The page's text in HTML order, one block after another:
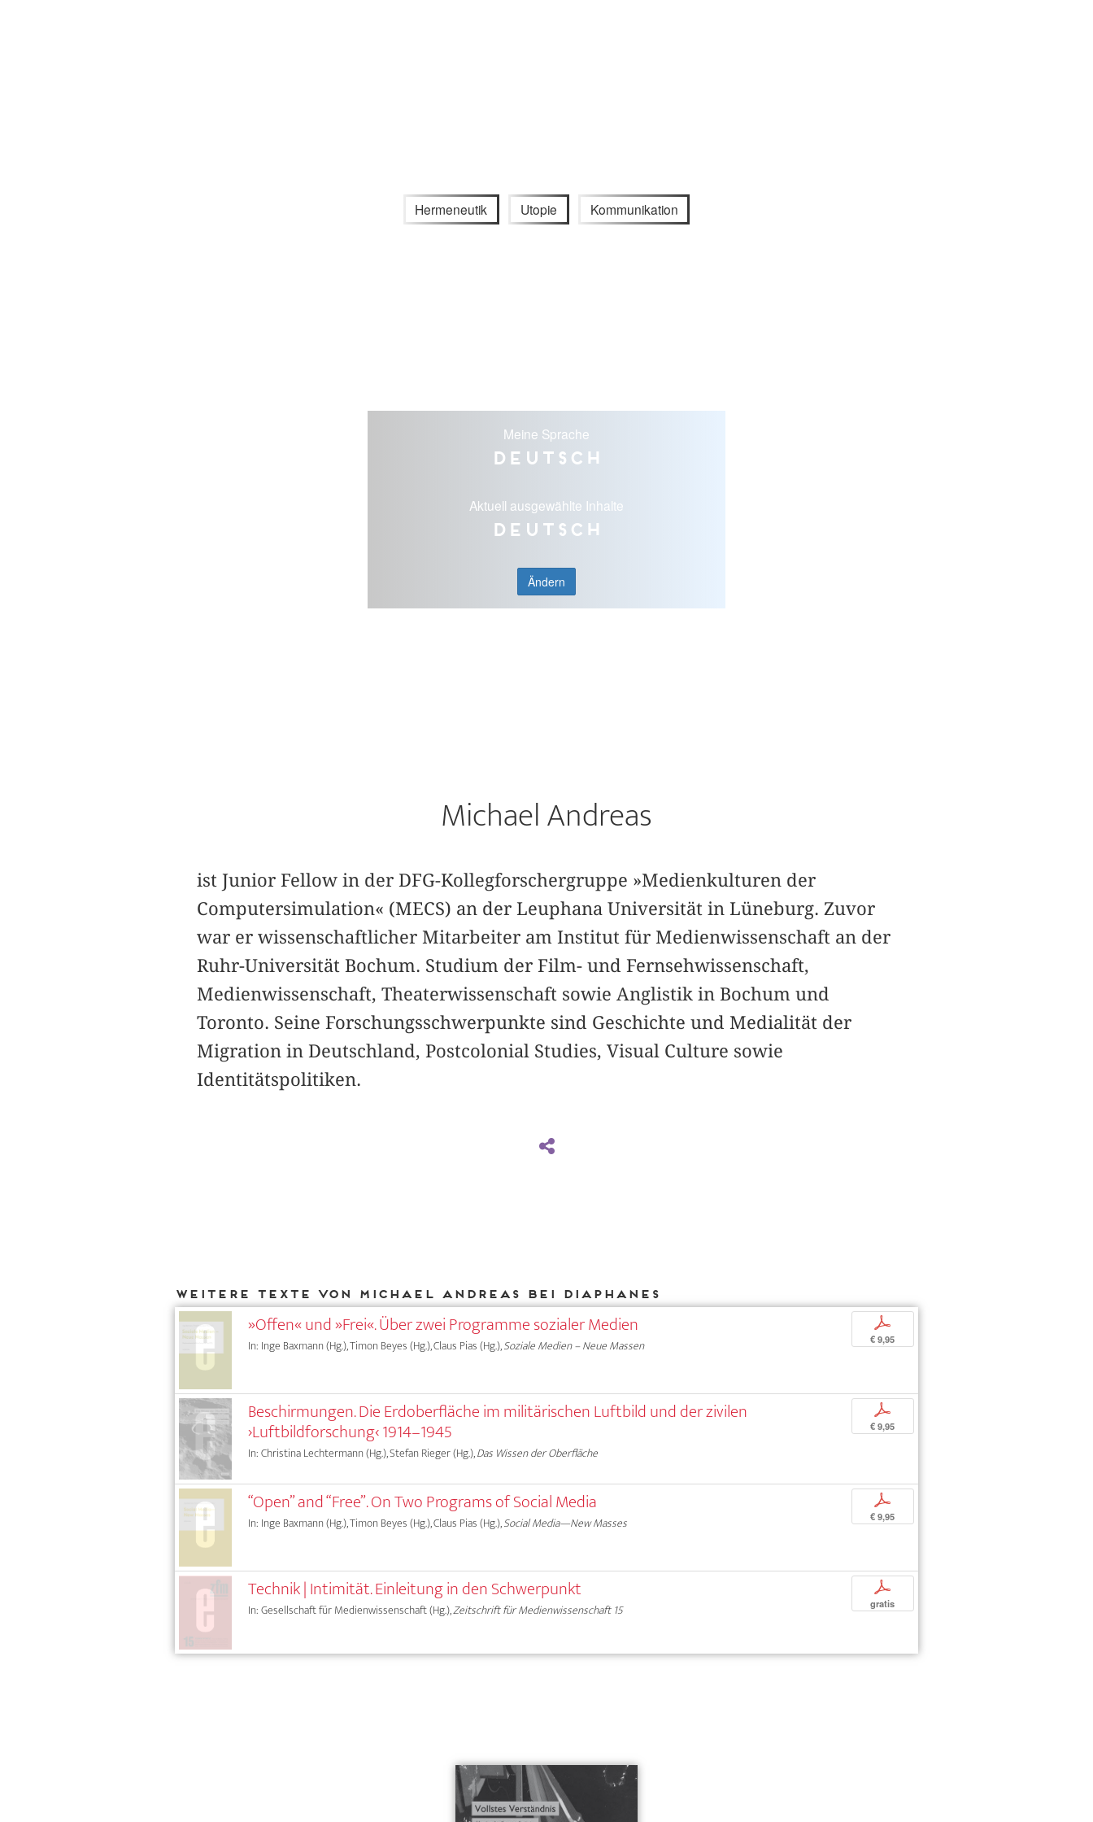
Hermeneutik Utopie Kommunikation
Meine Sprache
Deutsch
Aktuell ausgewählte Inhalte
Deutsch
Ändern
Michael Andreas
ist Junior Fellow in der DFG-Kollegforschergruppe »Medienkulturen der
Computersimulation« (MECS) an der Leuphana Universität in Lüneburg. Zuvor
war er wissenschaftlicher Mitarbeiter am Institut für Medienwissenschaft an der
Ruhr-Universität Bochum. Studium der Film- und Fernsehwissenschaft,
Medienwissenschaft, Theaterwissenschaft sowie Anglistik in Bochum und
Toronto. Seine Forschungsschwerpunkte sind Geschichte und Medialität der
Migration in Deutschland, Postcolonial Studies, Visual Culture sowie
Identitätspolitiken.
Weitere Texte von Michael Andreas bei DIAPHANES
»Offen« und »Frei«. Über zwei Programme sozialer Medien
In: Inge Baxmann (Hg.), Timon Beyes (Hg.), Claus Pias (Hg.),Soziale Medien – Neue Massen
p
€ 9,95
Beschirmungen. Die Erdoberfläche im militärischen Luftbild und der zivilen
›Luftbildforschung‹ 1914–1945
In: Christina Lechtermann (Hg.), Stefan Rieger (Hg.),Das Wissen der Oberfläche
p
€ 9,95
“Open” and “Free”. On Two Programs of Social Media
In: Inge Baxmann (Hg.), Timon Beyes (Hg.), Claus Pias (Hg.),Social Media—New Masses
p
€ 9,95
Technik | Intimität. Einleitung in den Schwerpunkt
In: Gesellschaft für Medienwissenschaft (Hg.),Zeitschrift für Medienwissenschaft 15
p
gratis